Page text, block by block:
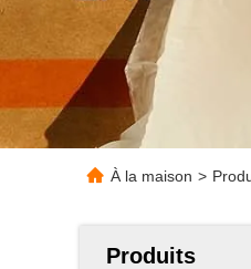
À la maison >
Produits